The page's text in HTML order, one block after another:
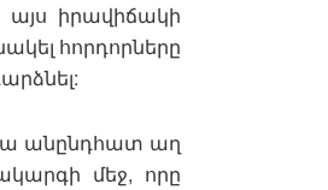
իրավիճակի
հորդորները
անընդհատ աղ
մեջ, որը